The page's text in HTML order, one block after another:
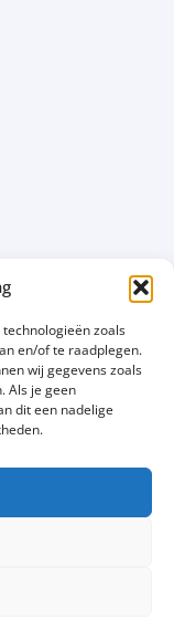
zoals
en/of te raadplegen.
wij gegevens zoals
Als je geen
dit een nadelige